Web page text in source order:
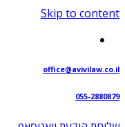
Skip to content
office@avivilaw.co.il
055-2880879